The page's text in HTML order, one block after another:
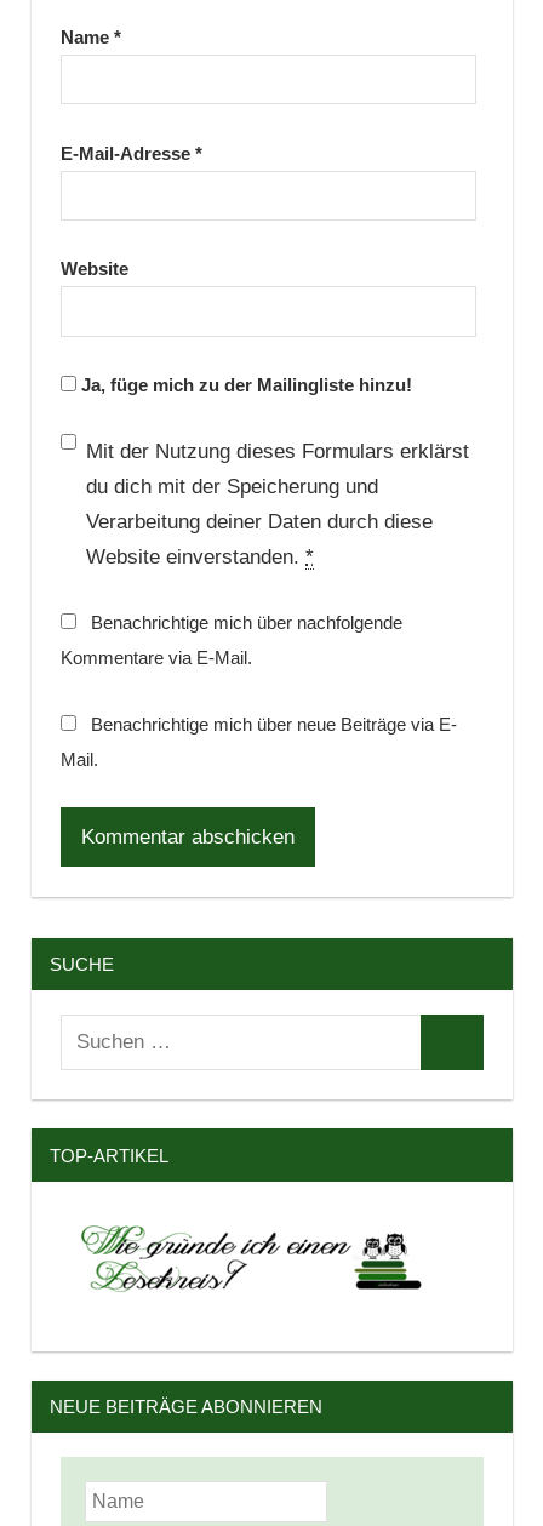
Name *
E-Mail-Adresse *
Website
Ja, füge mich zu der Mailingliste hinzu!
Mit der Nutzung dieses Formulars erklärst
du dich mit der Speicherung und
Verarbeitung deiner Daten durch diese
Website einverstanden. *
Benachrichtige mich über nachfolgende
Kommentare via E-Mail.
Benachrichtige mich über neue Beiträge via E-
Mail.
SUCHE
Suchen
nach:
TOP-ARTIKEL
NEUE BEITRÄGE ABONNIEREN